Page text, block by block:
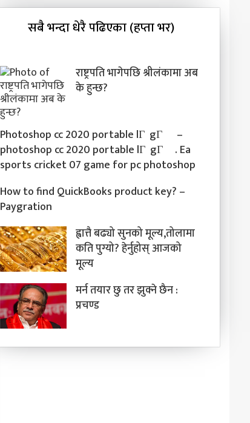
सबै भन्दा धेरै पढिएका (हप्ता भर)
राष्ट्रपति भागेपछि श्रीलंकामा अब
के हुन्छ?
Photoshop cc 2020 portable lГ gГ¬ –
photoshop cc 2020 portable lГ gГ¬. Ea
sports cricket 07 game for pc photoshop
How to find QuickBooks product key? –
Paygration
ह्वात्तै बढ्यो सुनको मूल्य,तोलामा
कति पुग्यो? हेर्नुहोस् आजको
मूल्य
मर्न तयार छु तर झुक्ने छैन :
प्रचण्ड